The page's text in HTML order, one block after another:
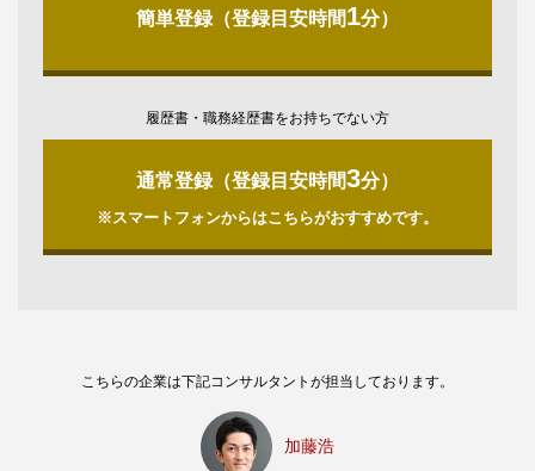
簡単登録（登録目安時間1分）
履歴書・職務経歴書をお持ちでない方
通常登録（登録目安時間3分）
※スマートフォンからはこちらがおすすめです。
こちらの企業は下記コンサルタントが担当しております。
加藤浩